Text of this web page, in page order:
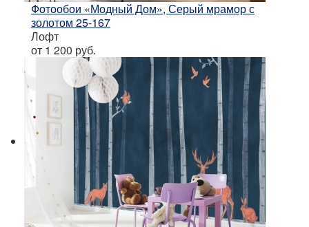
Фотообои «Модный Дом», Серый мрамор с
золотом 25-167
Лофт
от 1 200 руб.